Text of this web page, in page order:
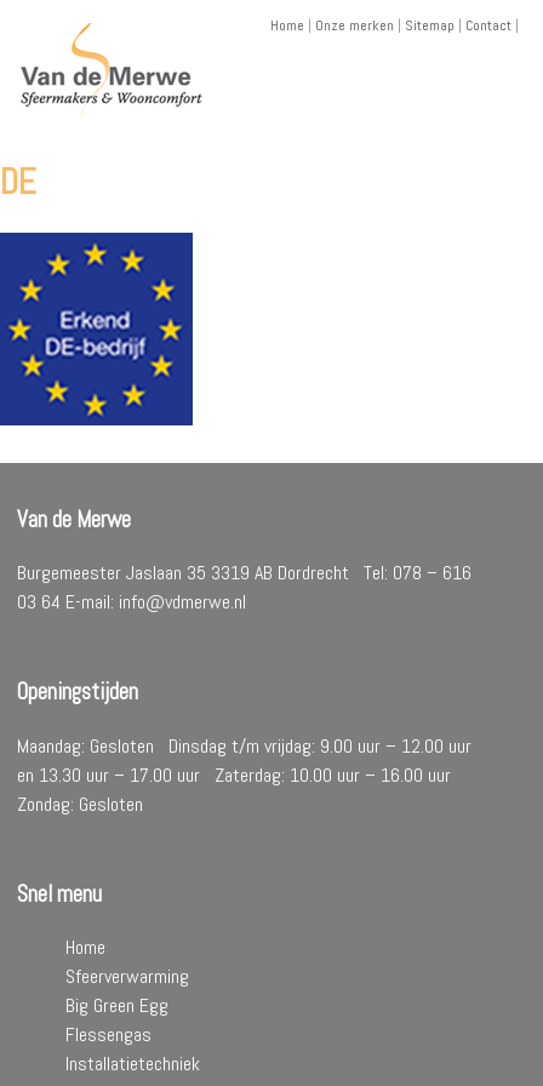
content
Home | Onze merken | Sitemap | Contact |
DE
Van de Merwe
Burgemeester Jaslaan 35 3319 AB Dordrecht Tel: 078 – 616
03 64 E-mail: info@vdmerwe.nl
Openingstijden
Maandag: Gesloten Dinsdag t/m vrijdag: 9.00 uur – 12.00 uur
en 13.30 uur – 17.00 uur Zaterdag: 10.00 uur – 16.00 uur
Zondag: Gesloten
Snel menu
Home
Sfeerverwarming
Big Green Egg
Flessengas
Installatietechniek